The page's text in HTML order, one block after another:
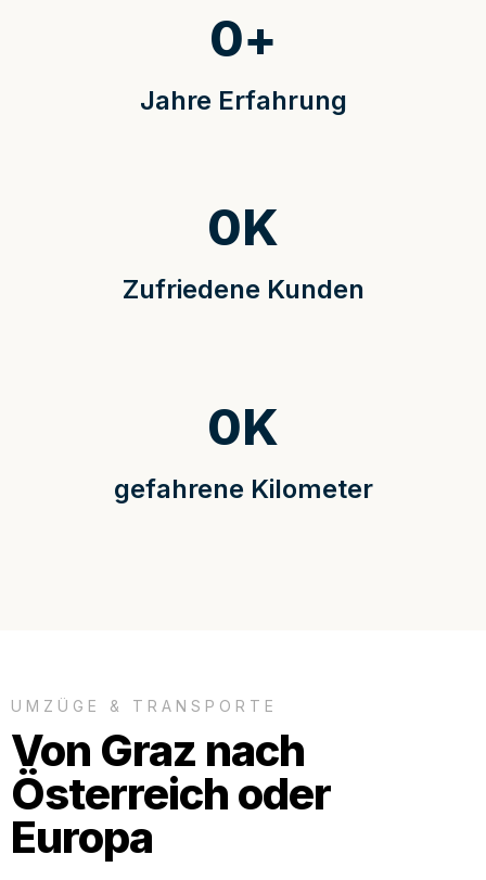
Jahre Erfahrung
0+
Zufriedene Kunden
0K
gefahrene Kilometer
0K
UMZÜGE & TRANSPORTE
Von Graz nach
Österreich oder
Europa